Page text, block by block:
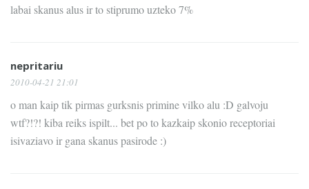
labai skanus alus ir to stiprumo uzteko 7%
nepritariu
2010-04-21 21:01
o man kaip tik pirmas gurksnis primine vilko alu :D galvoju
wtf?!?! kiba reiks ispilt... bet po to kazkaip skonio receptoriai
isivaziavo ir gana skanus pasirode :)